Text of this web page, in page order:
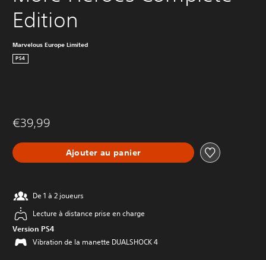
Edition
Marvelous Europe Limited
PS4
€39,99
Ajouter au panier
De 1 à 2 joueurs
Lecture à distance prise en charge
Version PS4
Vibration de la manette DUALSHOCK 4